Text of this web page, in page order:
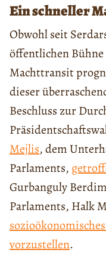
Ein schneller
Obwohl seit
öffentlichen
Machttransit
dieser
Beschluss zur
Mejlis, dem
Parlaments,
Gurbanguly
Parlaments, Halk
vorzustellen.